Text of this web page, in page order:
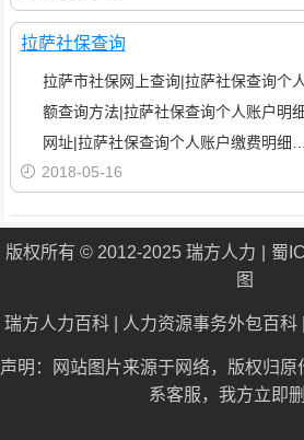
拉萨社保查询
拉萨市社保网上查询|拉萨社保查询个
额查询方法|拉萨社保查询个人账户明
网址|拉萨社保查询个人账户缴费明细
2018-05-16
版权所有 © 2012-2025 瑞方人力 蜀
图
瑞方人力百科 人力资源事务外包百科
声明：网站图片来源于网络，版权归
系客服，我方立即删